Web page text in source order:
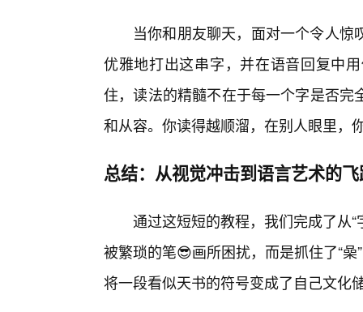
当你和朋友聊天，面对一个令人
优雅地打出这串字，并在语音回复中
住，读法的精髓不在于每一个字是否
和从容。你读得越顺溜，在别人眼里，
总结：从视觉冲击到语言艺术的
通过这短短的教程，我们完成了从
被繁琐的笔😎画所困扰，而是抓住了“
将一段看似天书的符号变成了自己文化